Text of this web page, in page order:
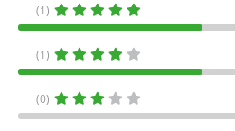
(1)
(1)
(0)